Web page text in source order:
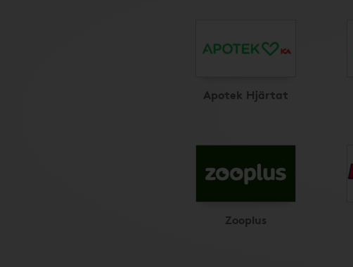
Apotek Hjärtat
Zooplus